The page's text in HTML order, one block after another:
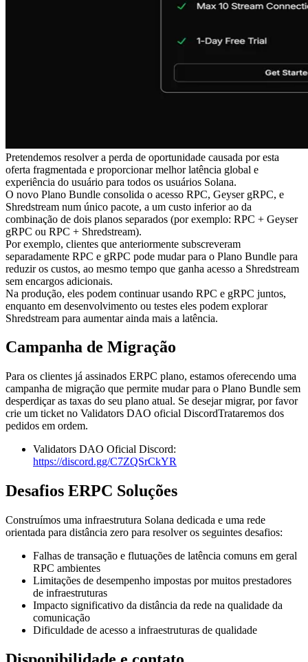
Pretendemos resolver a perda de oportunidade causada por esta
oferta fragmentada e proporcionar melhor latência global e
experiência do usuário para todos os usuários Solana.
O novo Plano Bundle consolida o acesso RPC, Geyser gRPC, e
Shredstream num único pacote, a um custo inferior ao da
combinação de dois planos separados (por exemplo: RPC + Geyser
gRPC ou RPC + Shredstream).
Por exemplo, clientes que anteriormente subscreveram
separadamente RPC e gRPC pode mudar para o Plano Bundle para
reduzir os custos, ao mesmo tempo que ganha acesso a Shredstream
sem encargos adicionais.
Na produção, eles podem continuar usando RPC e gRPC juntos,
enquanto em desenvolvimento ou testes eles podem explorar
Shredstream para aumentar ainda mais a latência.
Campanha de Migração
Para os clientes já assinados ERPC plano, estamos oferecendo uma
campanha de migração que permite mudar para o Plano Bundle sem
desperdiçar as taxas do seu plano atual. Se desejar migrar, por favor
crie um ticket no Validators DAO oficial DiscordTrataremos dos
pedidos em ordem.
Validators DAO Oficial Discord:
https://discord.gg/C7ZQSrCkYR
Desafios ERPC Soluções
Construímos uma infraestrutura Solana dedicada e uma rede
orientada para distância zero para resolver os seguintes desafios:
Falhas de transação e flutuações de latência comuns em geral
RPC ambientes
Limitações de desempenho impostas por muitos prestadores
de infraestruturas
Impacto significativo da distância da rede na qualidade da
comunicação
Dificuldade de acesso a infraestruturas de qualidade